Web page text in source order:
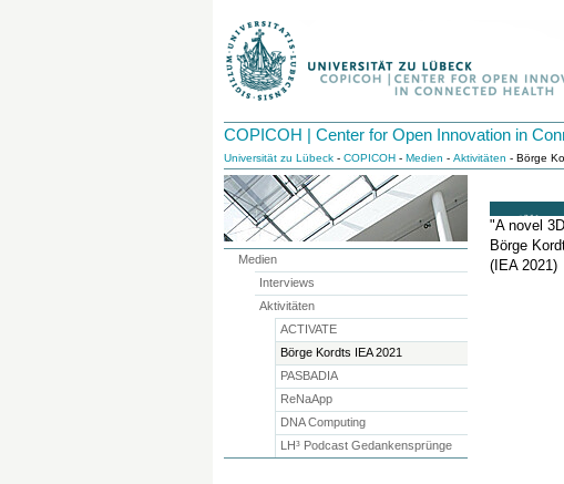
COPICOH | Center for Open Innovation in
Universität zu Lübeck - COPICOH - Medien - Aktivitäten - Börge
"A novel
Börge
(IEA 2021)
Medien
Interviews
Aktivitäten
ACTIVATE
Börge Kordts IEA 2021
PASBADIA
ReNaApp
DNA Computing
LH³ Podcast Gedankensprünge